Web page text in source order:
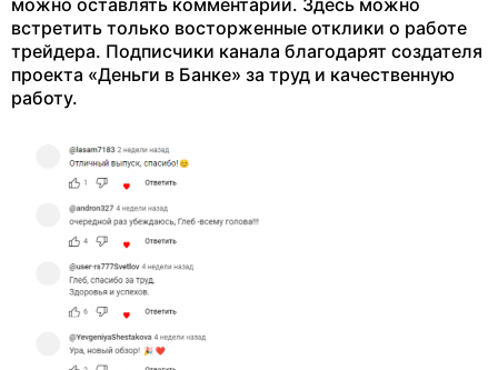
можно оставлять комментарии. Здесь можно
встретить только восторженные отклики о работе
трейдера. Подписчики канала благодарят создателя
проекта «Деньги в Банке» за труд и качественную
работу.